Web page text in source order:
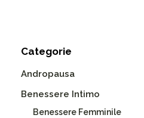
Categorie
Andropausa
Benessere Intimo
Benessere Femminile